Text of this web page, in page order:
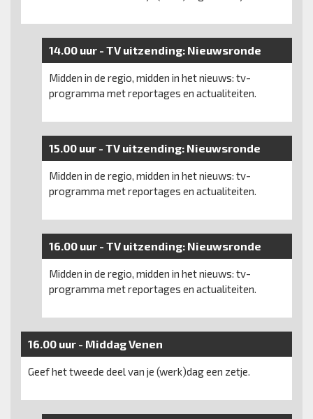
14.00 uur - TV uitzending: Nieuwsronde
Midden in de regio, midden in het nieuws: tv-
programma met reportages en actualiteiten.
15.00 uur - TV uitzending: Nieuwsronde
Midden in de regio, midden in het nieuws: tv-
programma met reportages en actualiteiten.
16.00 uur - TV uitzending: Nieuwsronde
Midden in de regio, midden in het nieuws: tv-
programma met reportages en actualiteiten.
16.00 uur - Middag Venen
Geef het tweede deel van je (werk)dag een zetje.